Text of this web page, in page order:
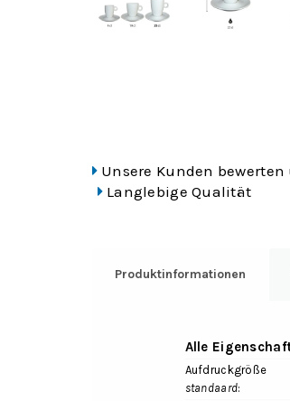
Unsere Kunden bewerten
Langlebige Qualität
Produktinformationen
Alle
Aufdruckgröße
standaard: